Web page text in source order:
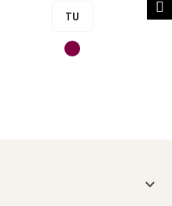
base
TU
Bordeaux
